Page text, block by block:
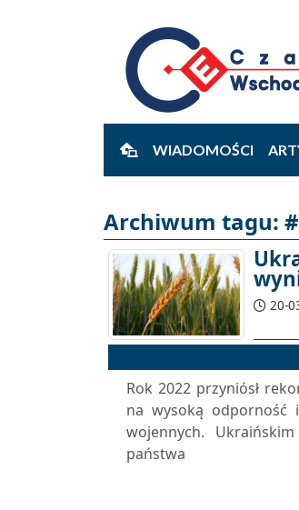
WIADOMOŚCI
Archiwum tagu:
20-
Rok 2022 przyniósł
na wysoką odporność
wojennych.
państwa